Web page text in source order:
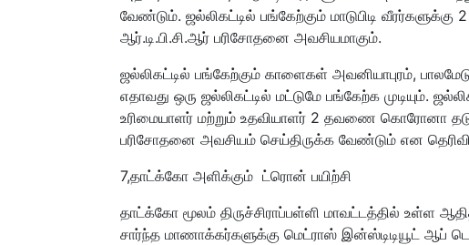
வேண்டும். ஜல்லிகட்டில் பங்கேற்கும் மாடுபிடி
ஆர்.டி.பி.சி.ஆர் பரிசோதனை அவசியமாகும்.
ஜல்லிகட்டில் பங்கேற்கும் காளைகள் அவனியாபுரம்,
எதாவது ஒரு ஜல்லிகட்டில் மட்டுமே பங்கேற்க முடியும்.
உரிமையாளர் மற்றும் உதவியாளர் 2 தவணை கொரோனா
பரிசோதனை அவசியம் செய்திருக்க வேண்டும் என
7,தாட்க்கோ அளிக்கும் ட்ரொன் பயிற்சி
தாட்க்கோ மூலம் திருச்சிராப்பள்ளி மாவட்டத்தில் உள்ள
சார்ந்த மாணாக்கர்களுக்கு மெட்ராஸ் இன்ஸ்டிடியூட் ஆப்